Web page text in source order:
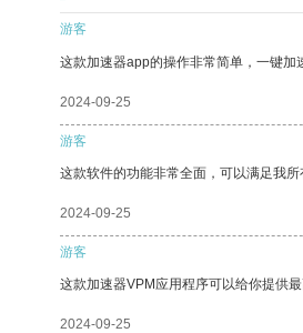
游客
这款加速器app的操作非常简单，一键加
2024-09-25
游客
这款软件的功能非常全面，可以满足我所
2024-09-25
游客
这款加速器VPM应用程序可以给你提供
2024-09-25